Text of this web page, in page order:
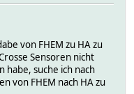
von FHEM zu HA zu
Sensoren nicht
habe, suche ich nach
von FHEM nach HA zu